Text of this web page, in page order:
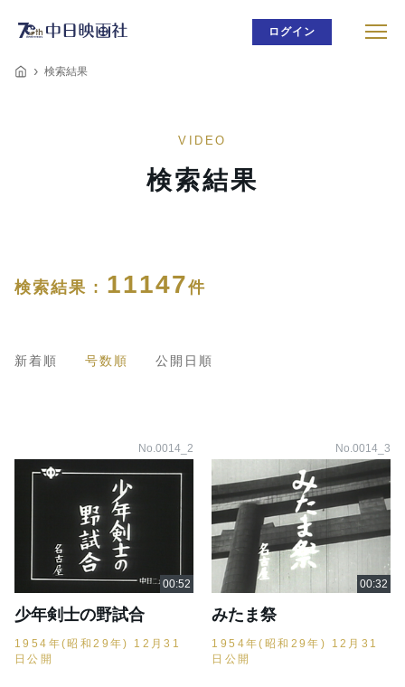
ログイン
検索結果
VIDEO
検索結果
検索結果 : 11147件
新着順 号数順 公開日順
No.0014_2
少年剣士の野試合
1954年(昭和29年) 12月31
日公開
No.0014_3
みたま祭
1954年(昭和29年) 12月31
日公開